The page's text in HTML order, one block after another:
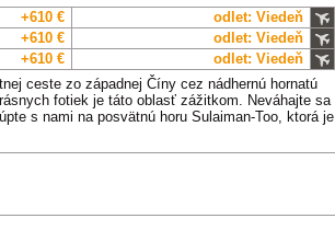
+610 €
odlet: Viedeň
+610 €
odlet: Viedeň
+610 €
odlet: Viedeň
ceste zo západnej Číny cez nádhernú hornatú
fotiek je táto oblasť zážitkom. Neváhajte sa
s nami na posvätnú horu Sulaiman-Too, ktorá je